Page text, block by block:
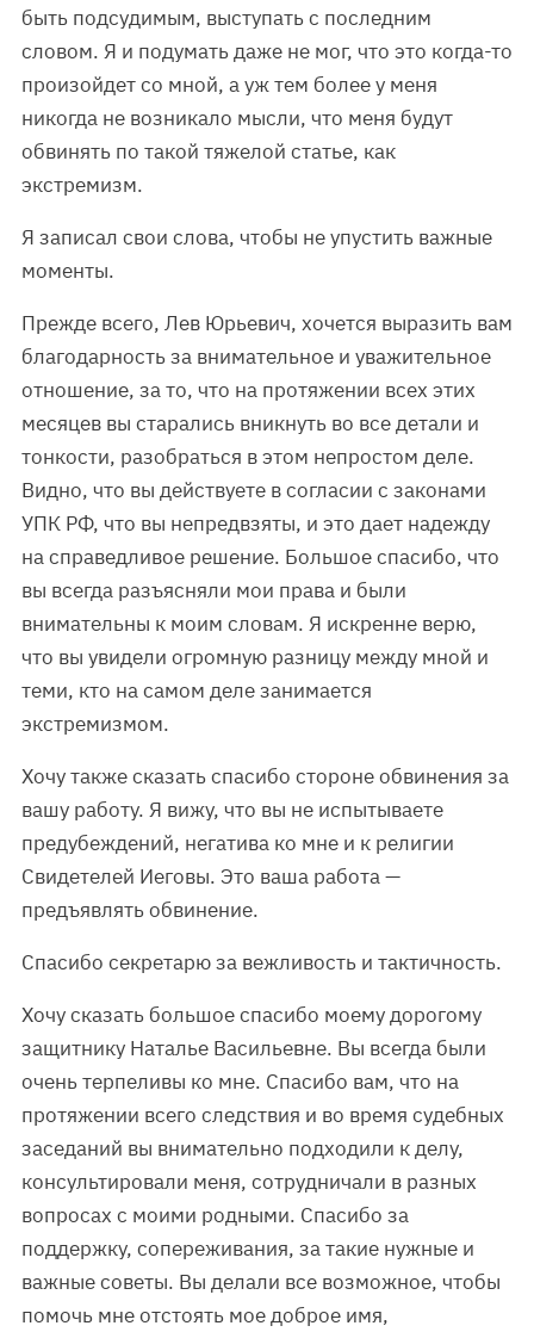
быть подсудимым, выступать с последним
словом. Я и подумать даже не мог, что это когда-то
произойдет со мной, а уж тем более у меня
никогда не возникало мысли, что меня будут
обвинять по такой тяжелой статье, как
экстремизм.
Я записал свои слова, чтобы не упустить важные
моменты.
Прежде всего, Лев Юрьевич, хочется выразить вам
благодарность за внимательное и уважительное
отношение, за то, что на протяжении всех этих
месяцев вы старались вникнуть во все детали и
тонкости, разобраться в этом непростом деле.
Видно, что вы действуете в согласии с законами
УПК РФ, что вы непредвзяты, и это дает надежду
на справедливое решение. Большое спасибо, что
вы всегда разъясняли мои права и были
внимательны к моим словам. Я искренне верю,
что вы увидели огромную разницу между мной и
теми, кто на самом деле занимается
экстремизмом.
Хочу также сказать спасибо стороне обвинения за
вашу работу. Я вижу, что вы не испытываете
предубеждений, негатива ко мне и к религии
Свидетелей Иеговы. Это ваша работа —
предъявлять обвинение.
Спасибо секретарю за вежливость и тактичность.
Хочу сказать большое спасибо моему дорогому
защитнику Наталье Васильевне. Вы всегда были
очень терпеливы ко мне. Спасибо вам, что на
протяжении всего следствия и во время судебных
заседаний вы внимательно подходили к делу,
консультировали меня, сотрудничали в разных
вопросах с моими родными. Спасибо за
поддержку, сопереживания, за такие нужные и
важные советы. Вы делали все возможное, чтобы
помочь мне отстоять мое доброе имя,